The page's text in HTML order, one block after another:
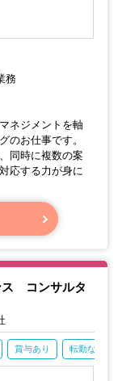
務
ネジメントを軸
のお仕事です。
同時に複数の案
応する力が身に
切な裁量と責任
ス コンサルタ
賞与あり 転勤なし